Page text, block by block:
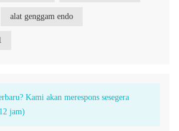
alat genggam endo
Kami akan merespons sesegera
jam)